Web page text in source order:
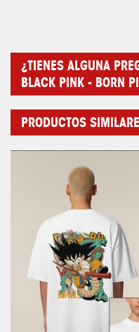
¿TIENES ALGUNA
BLACK PINK - BORN
PRODUCTOS